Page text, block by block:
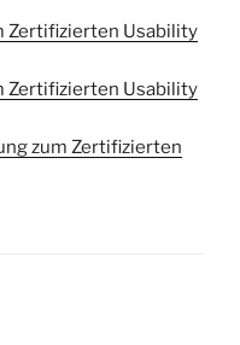
Zertifizierten Usability
Zertifizierten Usability
zum Zertifizierten